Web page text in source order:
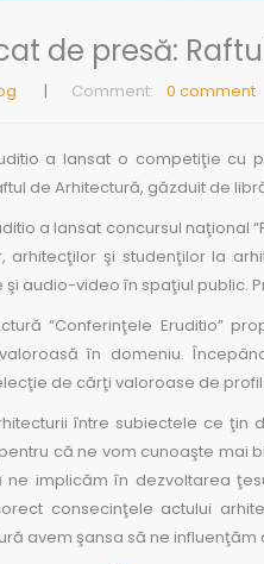
de presă:
Comment: 0 comment
a lansat o competiţie
de Arhitectură, găzduit de
a lansat concursul naţional
arhitecţilor şi studenţilor la
audio-video în spaţiul public.
“Conferinţele Eruditio”
în domeniu.
de cărţi valoroase de profil.
între subiectele ce
că ne vom cunoaşte mai
implicăm în dezvoltarea
consecinţele actului
avem şansa să ne